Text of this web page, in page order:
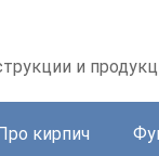
и
кирпич